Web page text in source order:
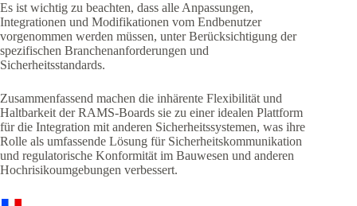
Es ist wichtig zu beachten, dass alle Anpassungen,
Integrationen und Modifikationen vom Endbenutzer
vorgenommen werden müssen, unter Berücksichtigung der
spezifischen Branchenanforderungen und
Sicherheitsstandards.
Zusammenfassend machen die inhärente Flexibilität und
Haltbarkeit der RAMS-Boards sie zu einer idealen Plattform
für die Integration mit anderen Sicherheitssystemen, was ihre
Rolle als umfassende Lösung für Sicherheitskommunikation
und regulatorische Konformität im Bauwesen und anderen
Hochrisikoumgebungen verbessert.